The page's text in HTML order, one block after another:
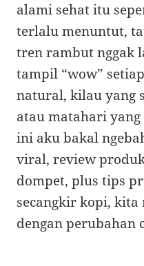
alami sehat itu
terlalu menuntut,
tren rambut nggak
tampil “wow”
natural, kilau yang
atau matahari
ini aku bakal
viral, review
dompet, plus tips
secangkir kopi,
dengan perubahan